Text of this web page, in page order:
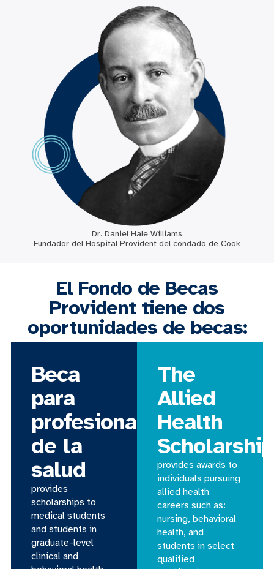
Dr. Daniel Hale Williams
Fundador del Hospital Provident del condado de Cook
El Fondo de Becas
Provident tiene dos
oportunidades de becas:
Beca
para
profesionales
de la
salud
provides
scholarships to
medical students
and students in
graduate-level
clinical and
The
Allied
Health
Scholarship
provides awards to
individuals pursuing
allied health
careers such as:
nursing, behavioral
health, and
students in select
qualified